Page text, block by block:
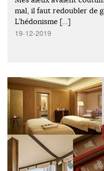
mal, il faut redoubler de
L’hédonisme […]
19-12-2019